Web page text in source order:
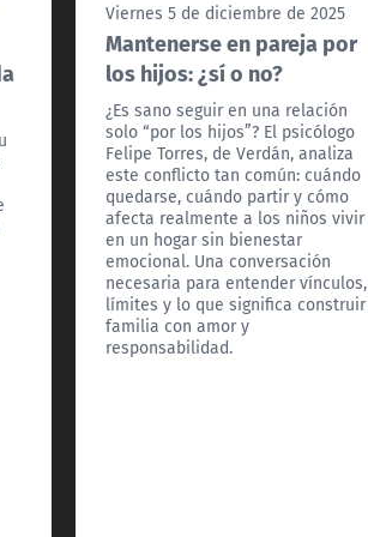
Viernes 5 de diciembre de 2025
Mantenerse en pareja por
los hijos: ¿sí o no?
¿Es sano seguir en una relación
solo “por los hijos”? El psicólogo
Felipe Torres, de Verdán, analiza
este conflicto tan común: cuándo
quedarse, cuándo partir y cómo
afecta realmente a los niños vivir
en un hogar sin bienestar
emocional. Una conversación
necesaria para entender vínculos,
límites y lo que significa construir
familia con amor y
responsabilidad.